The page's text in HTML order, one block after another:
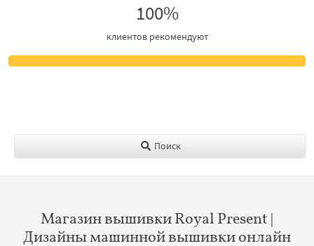
100%
клиентов рекомендуют
Поиск
Магазин вышивки Royal Present |
Дизайны машинной вышивки онлайн